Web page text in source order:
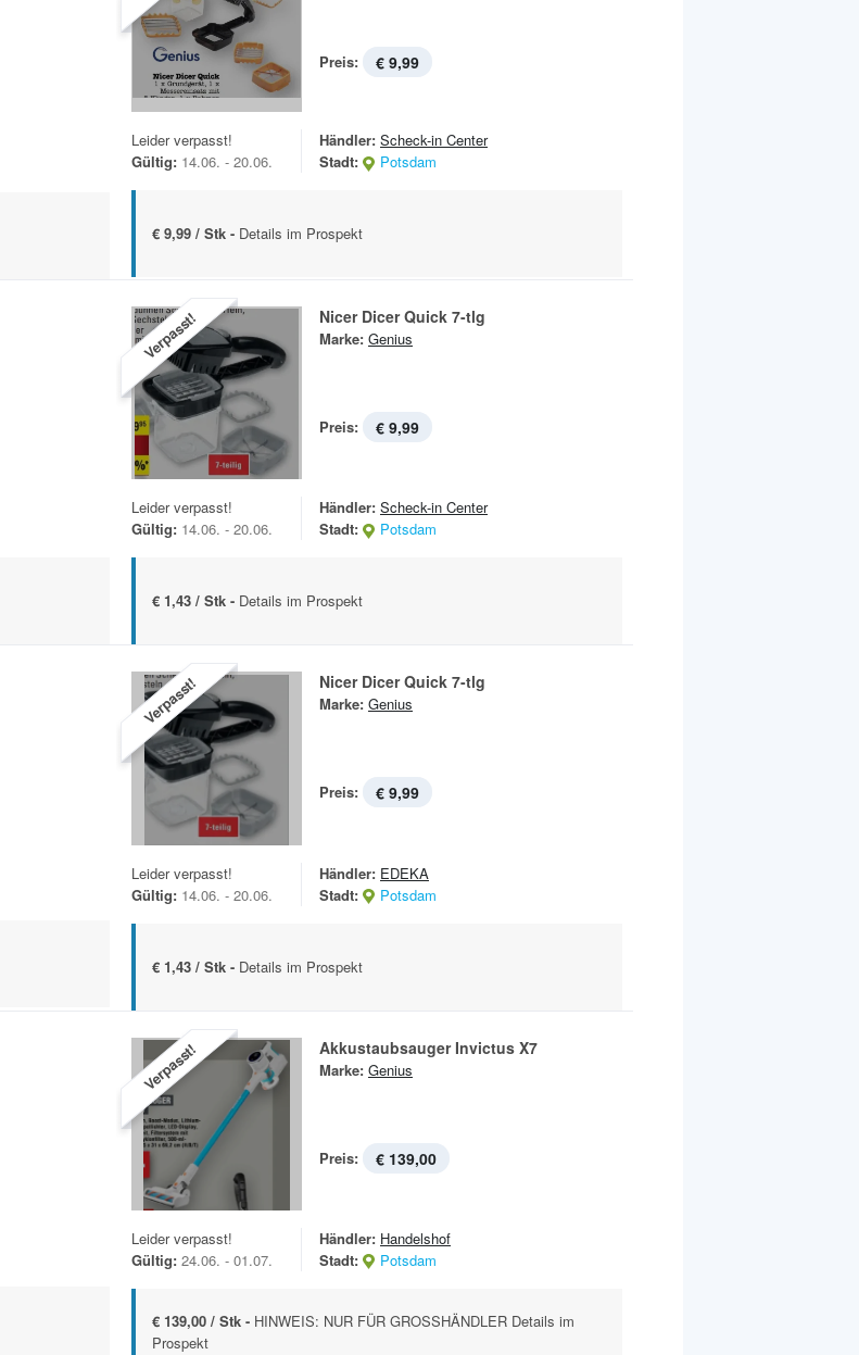
Preis: € 9,99
Leider verpasst!
Gültig: 14.06. - 20.06.
Händler: Scheck-in Center
Stadt:
Potsdam
€ 9,99 / Stk - Details im Prospekt
Verpasst! Nicer Dicer Quick 7-tlg
Marke: Genius
Preis: € 9,99
Leider verpasst!
Gültig: 14.06. - 20.06.
Händler: Scheck-in Center
Stadt:
Potsdam
€ 1,43 / Stk - Details im Prospekt
Verpasst! Nicer Dicer Quick 7-tlg
Marke: Genius
Preis: € 9,99
Leider verpasst!
Gültig: 14.06. - 20.06.
Händler: EDEKA
Stadt:
Potsdam
€ 1,43 / Stk - Details im Prospekt
Verpasst! Akkustaubsauger Invictus X7
Marke: Genius
Preis: € 139,00
Leider verpasst!
Gültig: 24.06. - 01.07.
Händler: Handelshof
Stadt:
Potsdam
€ 139,00 / Stk - HINWEIS: NUR FÜR GROSSHÄNDLER Details im
Prospekt